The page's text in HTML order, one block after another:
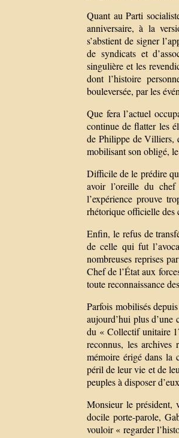
Quant au Parti
anniversaire, à la
s’abstient de signer
de syndicats et
singulière et les
dont l’histoire
bouleversée, par les
Que fera l’actuel
continue de flatter les
de Philippe de Villiers,
mobilisant son obligé,
Difficile de le prédire
avoir l’oreille du
l’expérience prouve
rhétorique officielle des
Enfin, le refus de
de celle qui fut
nombreuses reprises
Chef de l’État aux
toute reconnaissance
Parfois mobilisés
aujourd’hui plus d’une
du « Collectif unitaire
reconnus, les archives
mémoire érigé dans la
péril de leur vie et de
peuples à disposer
Monsieur le président,
docile porte-parole,
vouloir « regarder